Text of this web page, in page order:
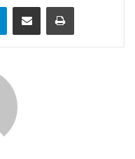
TelegramShare via Email Print